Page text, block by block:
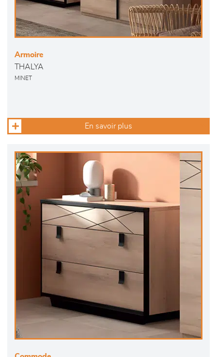
Armoire
THALYA
MINET
En savoir plus